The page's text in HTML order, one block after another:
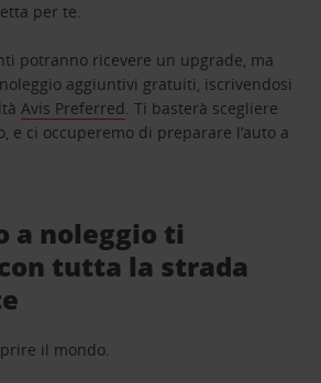
per te.
potranno ricevere un upgrade, ma
aggiuntivi gratuiti, iscrivendosi
Avis Preferred. Ti basterà scegliere
e ci occuperemo di preparare l’auto a
a noleggio ti
tutta la strada
il mondo.